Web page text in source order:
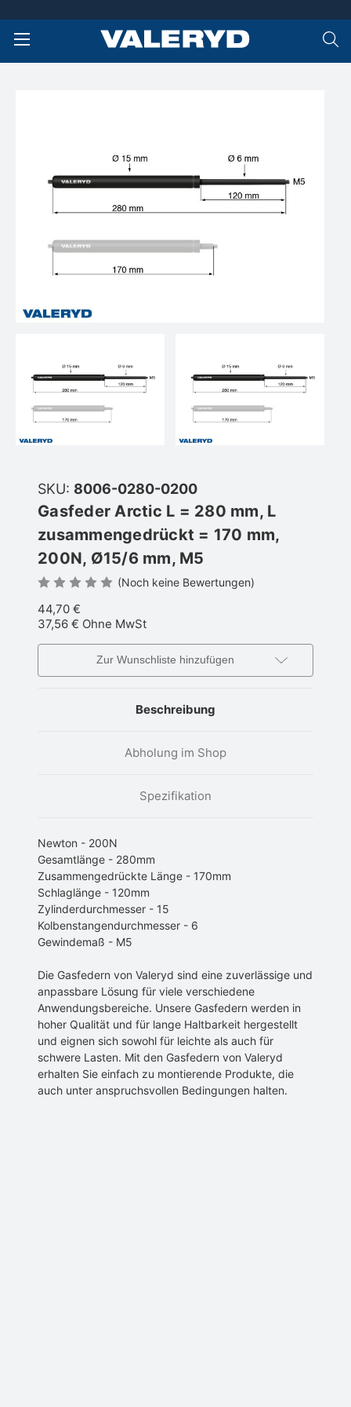
SKU: 8006-0280-0200
Gasfeder Arctic L = 280 mm, L
zusammengedrückt = 170 mm,
200N, Ø15/6 mm, M5
(Noch keine Bewertungen)
44,70 €
37,56 € Ohne MwSt
Zur Wunschliste hinzufügen
Beschreibung
Abholung im Shop
Spezifikation
Newton - 200N
Gesamtlänge - 280mm
Zusammengedrückte Länge - 170mm
Schlaglänge - 120mm
Zylinderdurchmesser - 15
Kolbenstangendurchmesser - 6
Gewindemaß - M5
Die Gasfedern von Valeryd sind eine zuverlässige und
anpassbare Lösung für viele verschiedene
Anwendungsbereiche. Unsere Gasfedern werden in
hoher Qualität und für lange Haltbarkeit hergestellt
und eignen sich sowohl für leichte als auch für
schwere Lasten. Mit den Gasfedern von Valeryd
erhalten Sie einfach zu montierende Produkte, die
auch unter anspruchsvollen Bedingungen halten.